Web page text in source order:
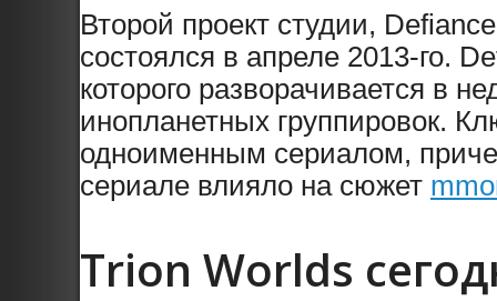
Второй проект студии,
состоялся в апреле 2013-го.
которого разворачивается в
инопланетных группировок.
одноименным сериалом,
сериале влияло на сюжет
Trion Worlds